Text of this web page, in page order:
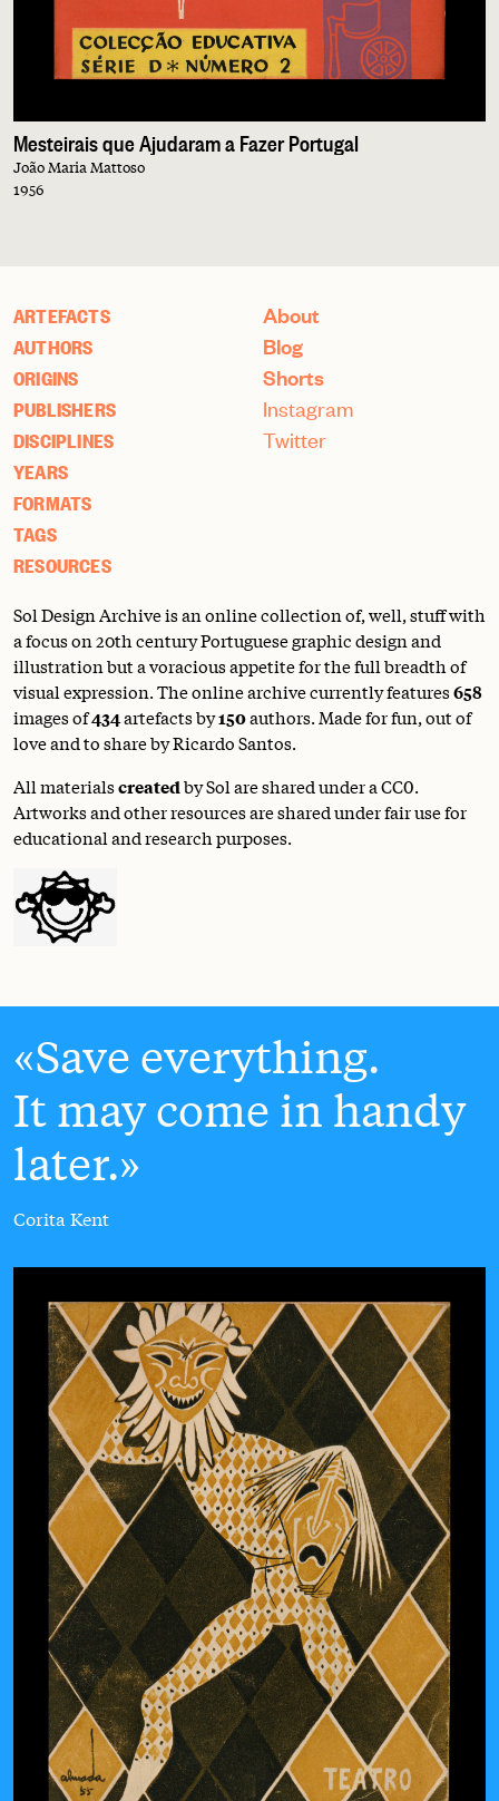
Mesteirais que Ajudaram a Fazer Portugal
João Maria Mattoso
1956
ARTEFACTS
AUTHORS
ORIGINS
PUBLISHERS
DISCIPLINES
YEARS
FORMATS
TAGS
RESOURCES
About
Blog
Shorts
Instagram
Twitter
Sol Design Archive is an online collection of, well, stuff with
a focus on 20th century Portuguese graphic design and
illustration but a voracious appetite for the full breadth of
visual expression. The online archive currently features658
images of434artefacts by150authors. Made for fun, out of
love and to share by Ricardo Santos.
All materialscreatedby Sol are shared under aCC0.
Artworks and other resources are shared under fair use for
educational and research purposes.
Save everything.
It may come in handy
later.
Corita Kent